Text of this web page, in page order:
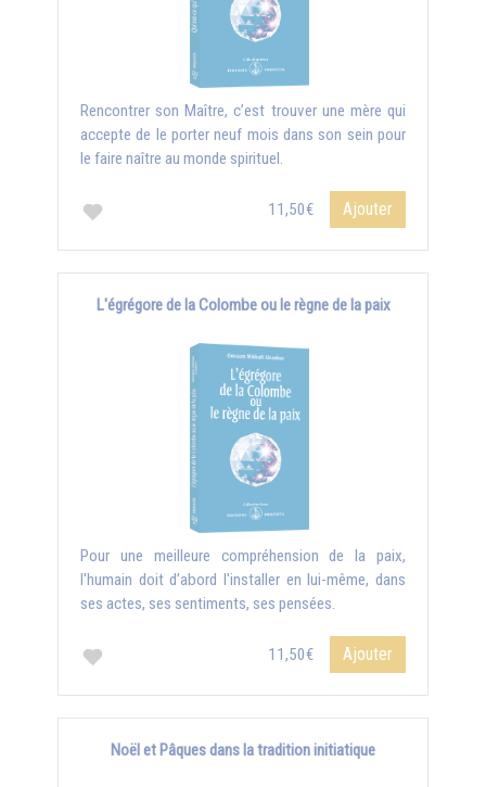
Rencontrer son Maître, c’est trouver une mère qui
accepte de le porter neuf mois dans son sein pour
le faire naître au monde spirituel.
11,50€ Ajouter
L'égrégore de la Colombe ou le règne de la paix
Pour une meilleure compréhension de la paix,
l'humain doit d’abord l'installer en lui-même, dans
ses actes, ses sentiments, ses pensées.
11,50€ Ajouter
Noël et Pâques dans la tradition initiatique